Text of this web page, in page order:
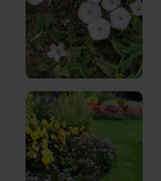
gênantes
car
elles
se
répandent
très
vite.
Les
pousses